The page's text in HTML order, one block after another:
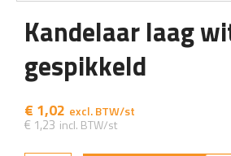
Kandelaar laag
gespikkeld
€ 1,02
€ 1,23